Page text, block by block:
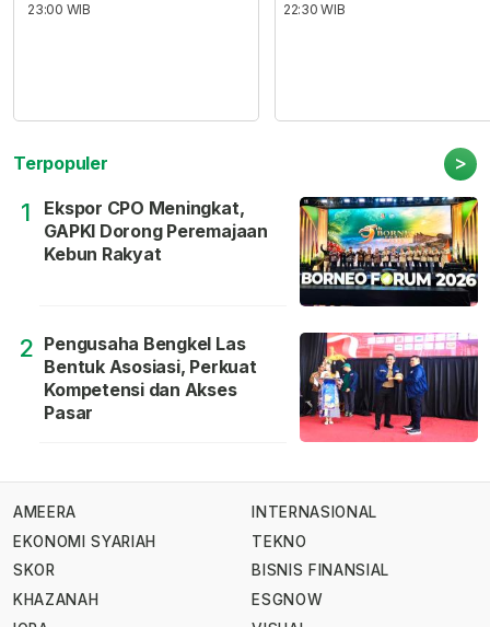
23:00 WIB
22:30 WIB
Terpopuler >
1
Ekspor CPO Meningkat,
GAPKI Dorong Peremajaan
Kebun Rakyat
2 Pengusaha Bengkel Las
Bentuk Asosiasi, Perkuat
Kompetensi dan Akses
Pasar
AMEERA
EKONOMI SYARIAH
SKOR
KHAZANAH
INTERNASIONAL
TEKNO
BISNIS FINANSIAL
ESGNOW